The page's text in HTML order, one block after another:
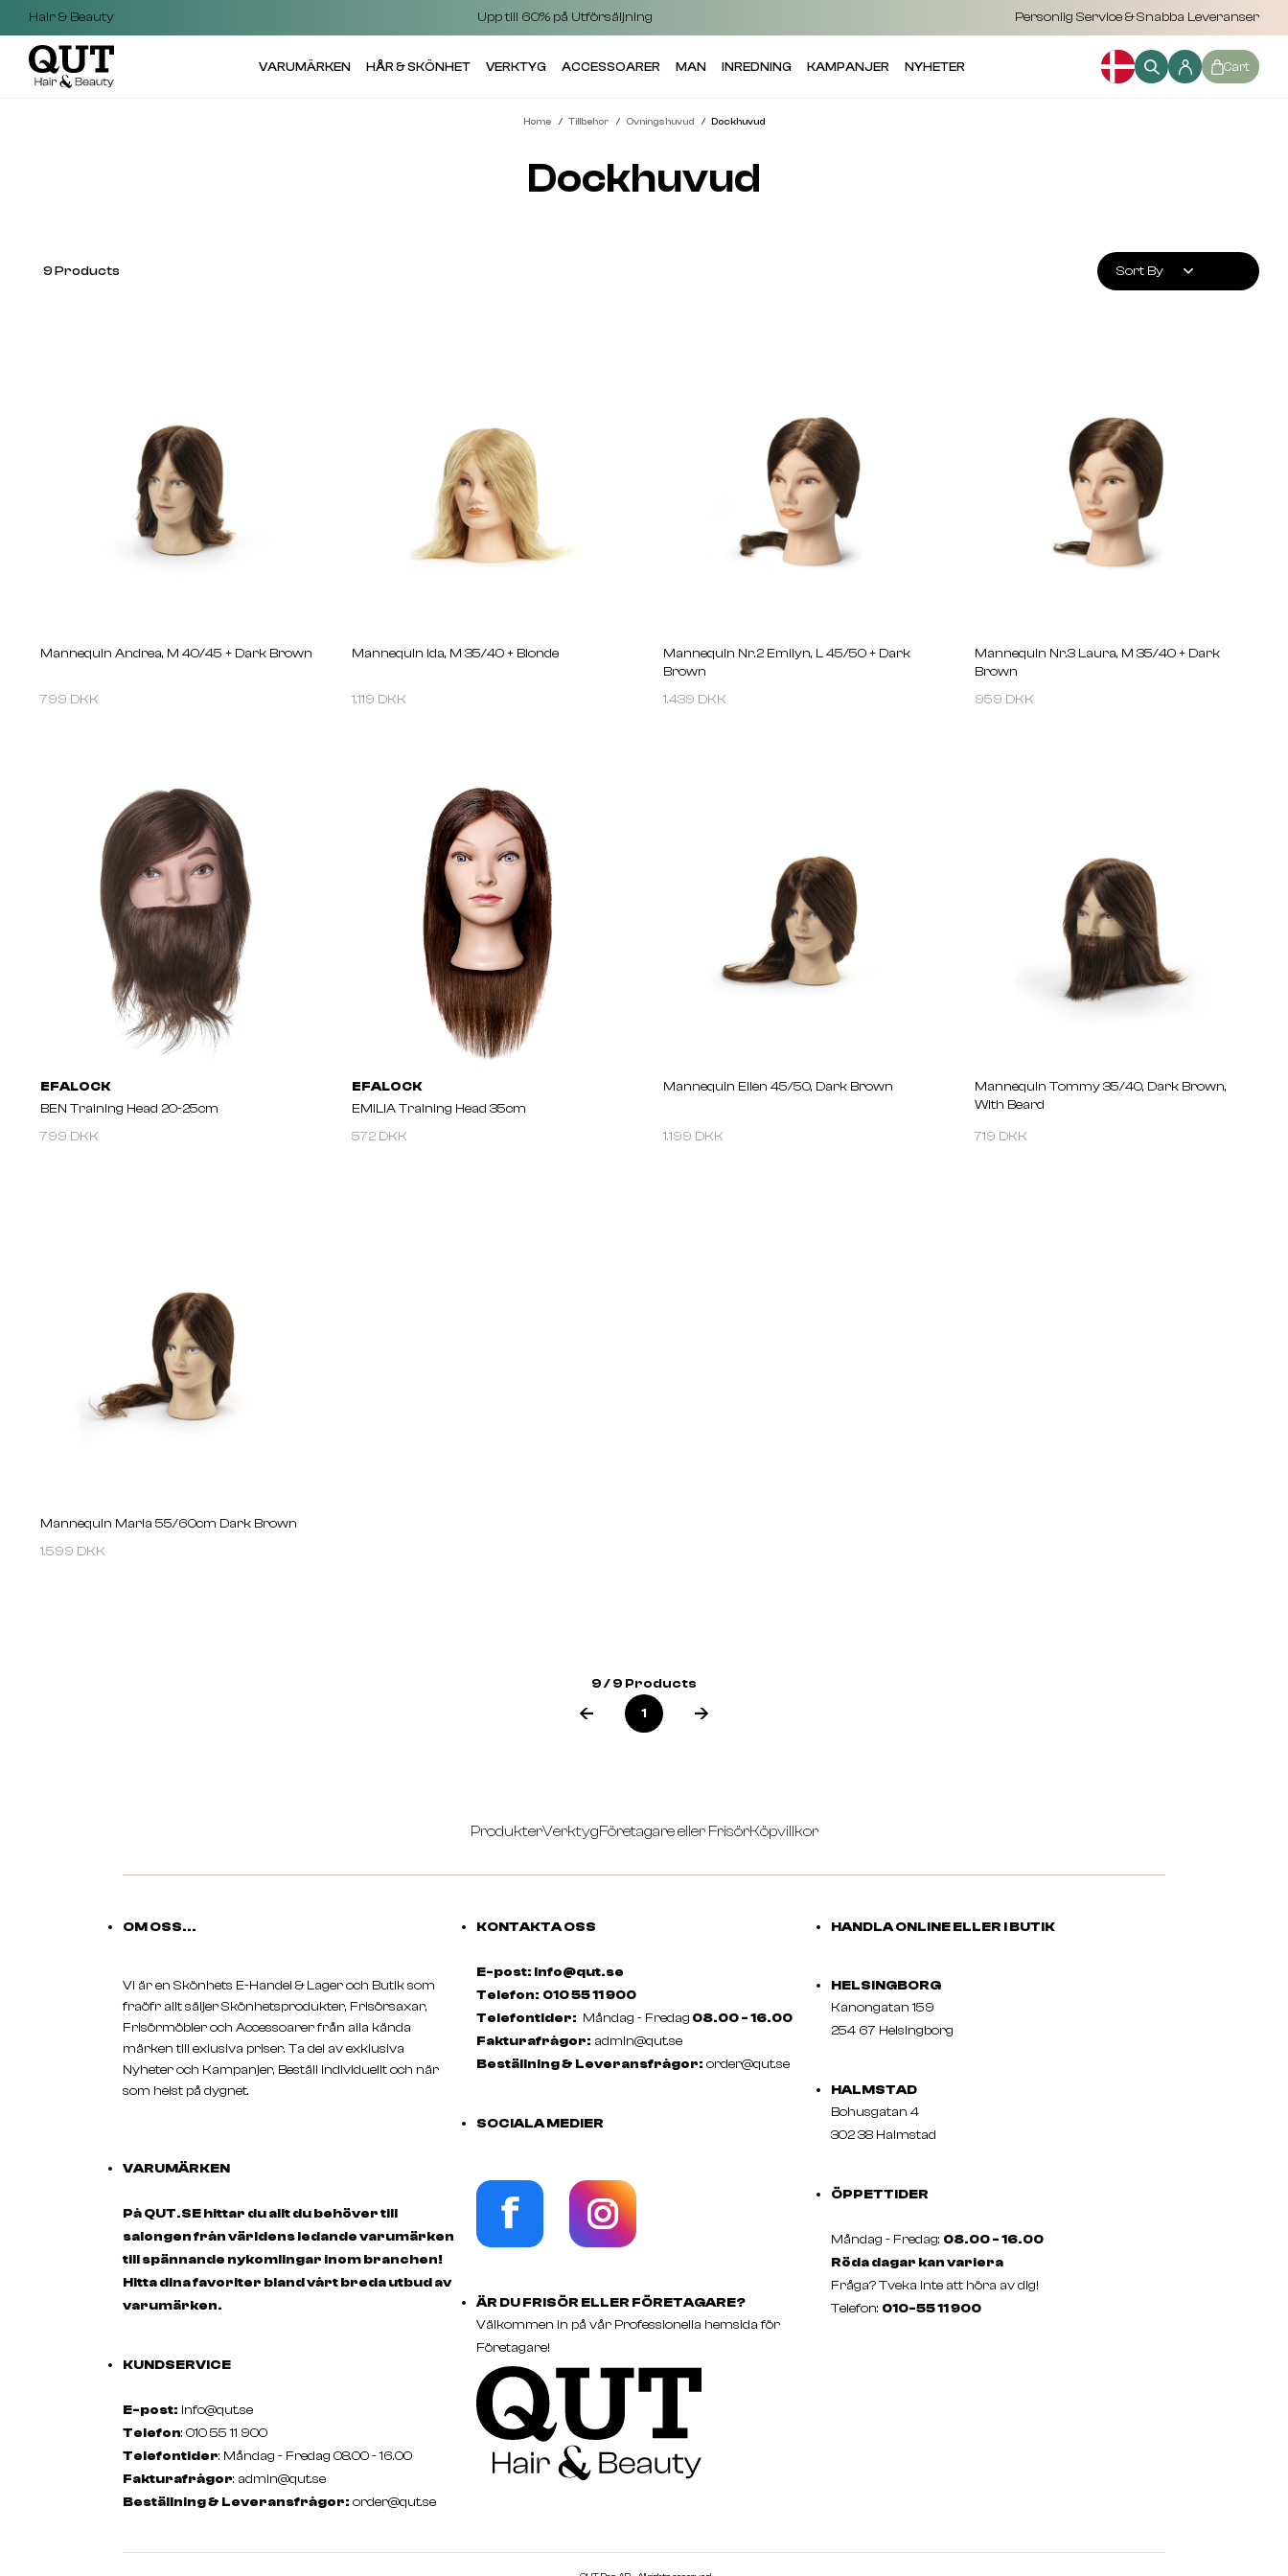
Hair & Beauty Upp till 60% på Utförsäljning Personlig Service & Snabba Leveranser
VARUMÄRKEN HÅR & SKÖNHET VERKTYG ACCESSOARER MAN INREDNING KAMPANJER NYHETER Cart
Home Tillbehor Ovningshuvud Dockhuvud
Dockhuvud
9Products Sort By
Mannequin Andrea, M 40/45 + Dark Brown
799 DKK
Mannequin Ida, M 35/40 + Blonde
1.119 DKK
Mannequin Nr.2 Emilyn, L 45/50 + Dark
Brown
1.439 DKK
Mannequin Nr.3 Laura, M 35/40 + Dark
Brown
959 DKK
EFALOCK
BEN Training Head 20-25cm
799 DKK
EFALOCK
EMILIA Training Head 35cm
572 DKK
Mannequin Ellen 45/50, Dark Brown
1.199 DKK
Mannequin Tommy 35/40, Dark Brown,
With Beard
719 DKK
Mannequin Maria 55/60cm Dark Brown
1.599 DKK
9 / 9 Products
1
ProdukterVerktygFöretagare eller FrisörKöpvillkor
OM OSS...
Vi är en Skönhets E-Handel & Lager och Butik som
fraöfr allt säljer Skönhetsprodukter, Frisörsaxar,
Frisörmöbler och Accessoarer från alla kända
märken till exlusiva priser. Ta del av exklusiva
Nyheter och Kampanjer, Beställ individuellt och när
som helst på dygnet.
VARUMÄRKEN
På QUT.SE hittar du allt du behöver till
salongen från världens ledande varumärken
till spännande nykomlingar inom branchen!
Hitta dina favoriter bland vårt breda utbud av
varumärken.
KUNDSERVICE
E-post: info@qut.se
Telefon: 010 55 11 900
Telefontider: Måndag - Fredag 08.00 - 16.00
Fakturafrågor: admin@qut.se
Beställning & Leveransfrågor: order@qut.se
KONTAKTA OSS
E-post: info@qut.se
Telefon: 010 55 11 900
Telefontider: Måndag - Fredag 08.00 - 16.00
Fakturafrågor: admin@qut.se
Beställning & Leveransfrågor: order@qut.se
SOCIALA MEDIER
ÄR DU FRISÖR ELLER FÖRETAGARE?
Välkommen in på vår Professionella hemsida för
Företagare!
HANDLA ONLINE ELLER I BUTIK
HELSINGBORG
Kanongatan 159
254 67 Helsingborg
HALMSTAD
Bohusgatan 4
302 38 Halmstad
ÖPPETTIDER
Måndag - Fredag: 08.00 - 16.00
Röda dagar kan variera
Fråga? Tveka inte att höra av dig!
Telefon: 010-55 11 900